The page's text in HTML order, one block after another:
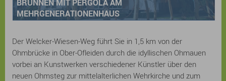
BRUNNEN MIT PERGOLA AM
MEHRGENERATIONENHAUS
Der Welcker-Wiesen-Weg führt Sie in 1,5 km von der
Ohmbrücke in Ober-Ofleiden durch die idyllischen Ohmauen
vorbei an Kunstwerken verschiedener Künstler über den
neuen Ohmsteg zur mittelalterlichen Wehrkirche und zum